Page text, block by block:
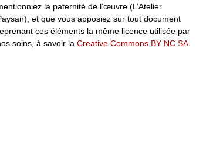
la paternité de l’œuvre (L’Atelier
et que vous apposiez sur tout document
ces éléments la même licence utilisée par
soins, à savoir la Creative Commons BY NC SA.